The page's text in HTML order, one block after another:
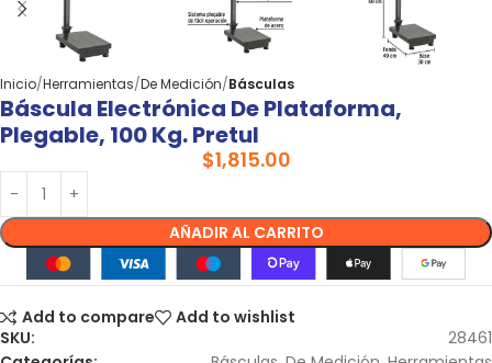
Inicio Herramientas De Medición Básculas
Báscula Electrónica De Plataforma,
Plegable, 100 Kg. Pretul
$1,815.00
AÑADIR AL CARRITO
Add to compare
Add to wishlist
SKU:
28461